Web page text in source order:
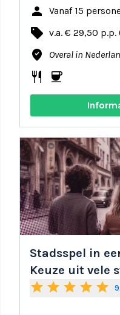
person Vanaf 15
local_offer v.a. € 29,50
where_to_vote Overal in
restaurant coffee
Stadsspel in
Keuze uit vele
star star star star star